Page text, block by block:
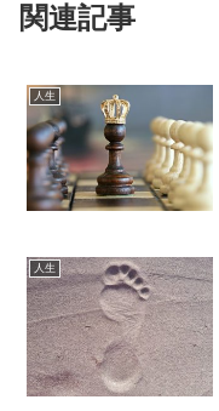
関連記事
人生
人生